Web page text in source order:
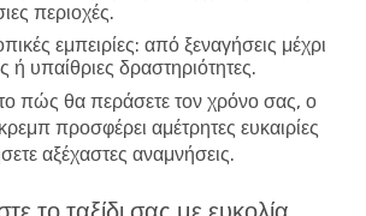
περιοχές.
εμπειρίες: από ξεναγήσεις μέχρι
ή υπαίθριες δραστηριότητες.
πώς θα περάσετε τον χρόνο σας, ο
προσφέρει αμέτρητες ευκαιρίες
αξέχαστες αναμνήσεις.